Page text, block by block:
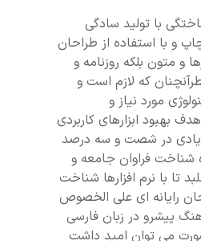
با تولید سادگی
و با استفاده از طراحان
و متون بلکه روزنامه و
که لازم است و
مورد نیاز و
بهبود ابزارهای کاربردی
در شصت و سه درصد
شناخت فراوان جامعه و
تا با نرم افزارها شناخت
رایانه ای علی الخصوص
پیشرو در زبان فارسی
می توان امید داشت